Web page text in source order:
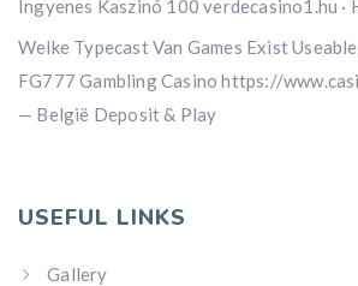
Ingyenes Kaszinó 100 verdecasino1.hu ·
Welke Typecast Van Games Exist
FG777 Gambling Casino https://
— België Deposit & Play
USEFUL LINKS
Gallery